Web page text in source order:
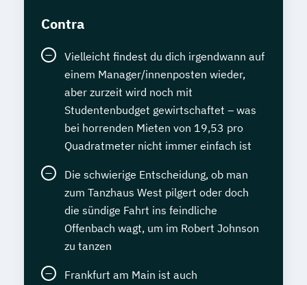
Contra
Vielleicht findest du dich irgendwann auf
einem Manager/innenposten wieder,
aber zurzeit wird noch mit
Studentenbudget gewirtschaftet – was
bei horrenden Mieten von 19,53 pro
Quadratmeter nicht immer einfach ist
Die schwierige Entscheidung, ob man
zum Tanzhaus West pilgert oder doch
die sündige Fahrt ins feindliche
Offenbach wagt, um im Robert Johnson
zu tanzen
Frankfurt am Main ist auch